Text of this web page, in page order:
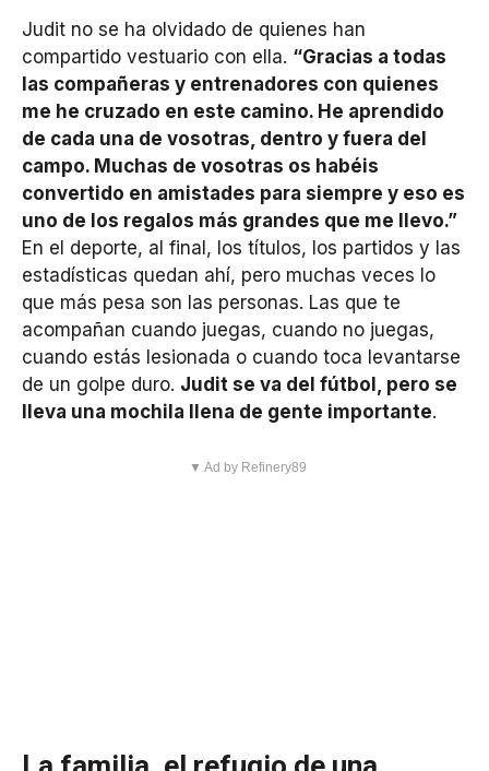
Judit no se ha olvidado de quienes han
compartido vestuario con ella. “Gracias a todas
las compañeras y entrenadores con quienes
me he cruzado en este camino. He aprendido
de cada una de vosotras, dentro y fuera del
campo. Muchas de vosotras os habéis
convertido en amistades para siempre y eso es
uno de los regalos más grandes que me llevo.”
En el deporte, al final, los títulos, los partidos y las
estadísticas quedan ahí, pero muchas veces lo
que más pesa son las personas. Las que te
acompañan cuando juegas, cuando no juegas,
cuando estás lesionada o cuando toca levantarse
de un golpe duro. Judit se va del fútbol, pero se
lleva una mochila llena de gente importante.
▼ Ad by Refinery89